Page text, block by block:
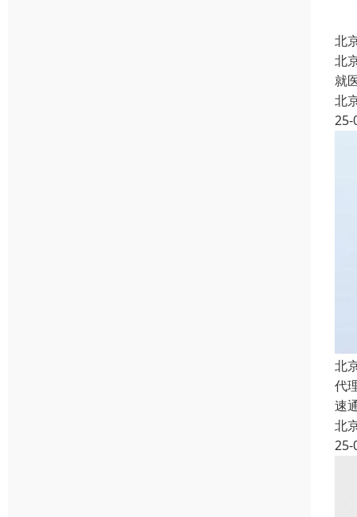
北
北
就
北
25-
北
代
速
北
25-